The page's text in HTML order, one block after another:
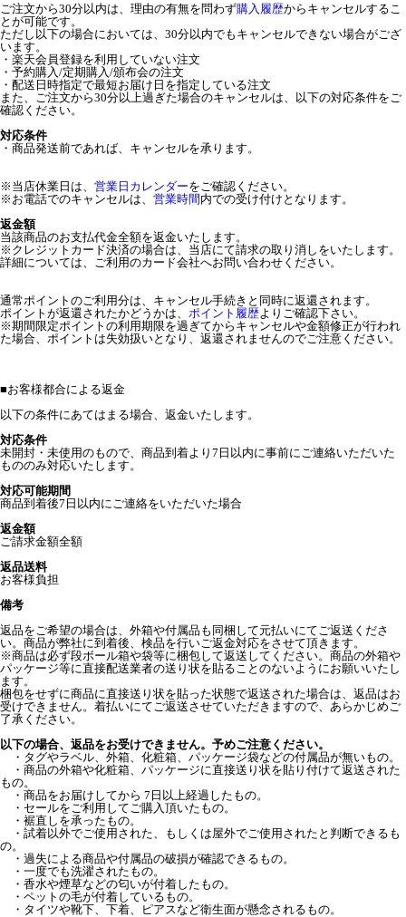
ご注文から30分以内は、理由の有無を問わず購入履歴からキャンセルするこ
とが可能です。
ただし以下の場合においては、30分以内でもキャンセルできない場合がござ
います。
・楽天会員登録を利用していない注文
・予約購入/定期購入/頒布会の注文
・配送日時指定で最短お届け日を指定している注文
また、ご注文から30分以上過ぎた場合のキャンセルは、以下の対応条件をご
確認ください。
対応条件
・商品発送前であれば、キャンセルを承ります。
※当店休業日は、 営業日カレンダーをご確認ください。
※お電話でのキャンセルは、 営業時間 内での受け付けとなります。
返金額
当該商品のお支払代金全額を返金いたします。
※クレジットカード決済の場合は、当店にて請求の取り消しをいたします。
詳細については、ご利用のカード会社へお問い合わせください。
通常ポイントのご利用分は、キャンセル手続きと同時に返還されます。
ポイントが返還されたかどうかは、 ポイント履歴よりご確認下さい。
※期間限定ポイントの利用期限を過ぎてからキャンセルや金額修正が行われ
た場合、ポイントは失効扱いとなり、返還されませんのでご注意ください。
■お客様都合による返金
以下の条件にあてはまる場合、返金いたします。
対応条件
未開封・未使用のもので、商品到着より7日以内に事前にご連絡いただいた
もののみ対応いたします。
対応可能期間
商品到着後7日以内にご連絡をいただいた場合
返金額
ご請求金額全額
返品送料
お客様負担
備考
返品をご希望の場合は、外箱や付属品も同梱して元払いにてご返送くださ
い。商品が弊社に到着後、検品を行いご返金対応をさせて頂きます。
※商品は必ず段ボール箱や袋等に梱包して返送してください。商品の外箱や
パッケージ等に直接配送業者の送り状を貼ることのないようにお願いいたし
ます。
梱包をせずに商品に直接送り状を貼った状態で返送された場合は、返品はお
受けできません。着払いにてご返送させていただきますので、あらかじめご
了承ください。
以下の場合、返品をお受けできません。予めご注意ください。
・タグやラベル、外箱、化粧箱、パッケージ袋などの付属品が無いもの。
・商品の外箱や化粧箱、パッケージに直接送り状を貼り付けて返送された
もの。
・商品をお届けしてから 7日以上経過したもの。
・セールをご利用してご購入頂いたもの。
・裾直しを承ったもの。
・試着以外でご使用された、もしくは屋外でご使用されたと判断できるも
の。
・過失による商品や付属品の破損が確認できるもの。
・一度でも洗濯されたもの。
・香水や煙草などの匂いが付着したもの。
・ペットの毛が付着しているもの。
・タイツや靴下、下着、ピアスなど衛生面が懸念されるもの。